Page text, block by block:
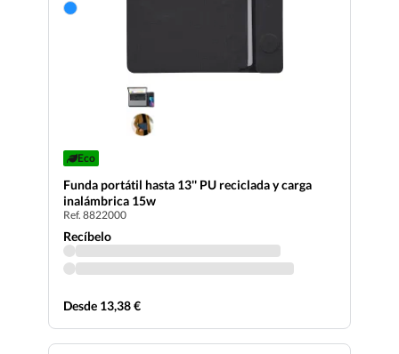
Eco
Funda portátil hasta 13'' PU reciclada y carga
inalámbrica 15w
Ref. 8822000
Recíbelo
Desde 13,38 €